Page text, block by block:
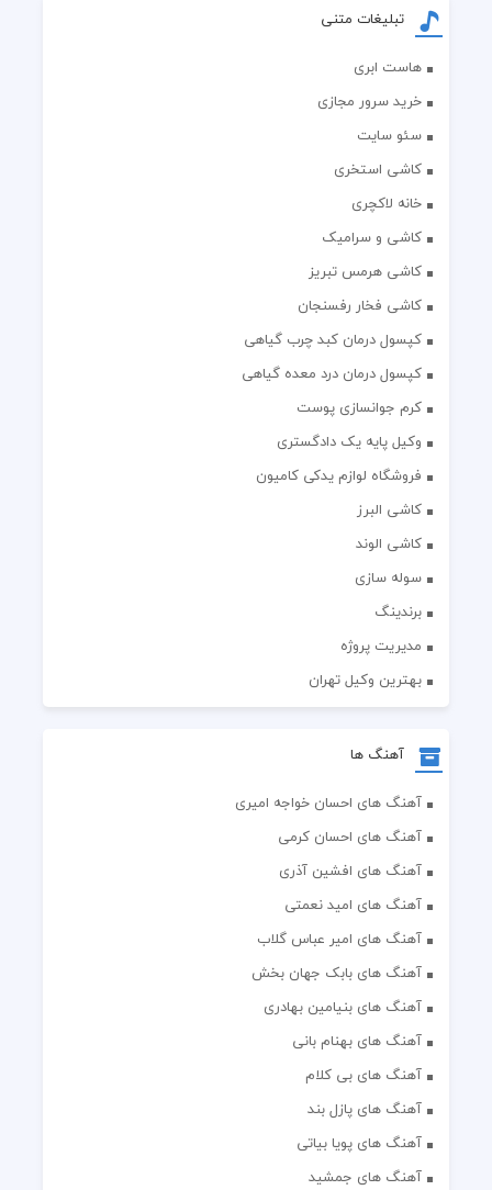
تبلیغات متنی
هاست ابری
خرید سرور مجازی
سئو سایت
کاشی استخری
خانه لاکچری
کاشی و سرامیک
کاشی هرمس تبریز
کاشی فخار رفسنجان
کپسول درمان کبد چرب گیاهی
کپسول درمان درد معده گیاهی
کرم جوانسازی پوست
وکیل پایه یک دادگستری
فروشگاه لوازم یدکی کامیون
کاشی البرز
کاشی الوند
سوله سازی
برندینگ
مدیریت پروژه
بهترین وکیل تهران
آهنگ ها
آهنگ های احسان خواجه امیری
آهنگ های احسان کرمی
آهنگ های افشین آذری
آهنگ های امید نعمتی
آهنگ های امیر عباس گلاب
آهنگ های بابک جهان بخش
آهنگ های بنیامین بهادری
آهنگ های بهنام بانی
آهنگ های بی کلام
آهنگ های پازل بند
آهنگ های پویا بیاتی
آهنگ های جمشید